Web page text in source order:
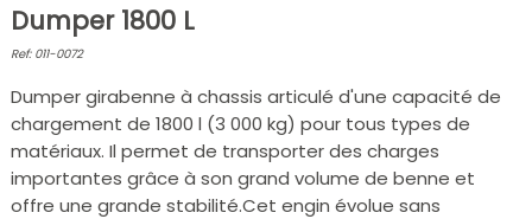
Dumper 1800 L
Ref: 011-0072
Dumper girabenne à chassis articulé d'une capacité de
chargement de 1800 l (3 000 kg) pour tous types de
matériaux. Il permet de transporter des charges
importantes grâce à son grand volume de benne et
offre une grande stabilité.Cet engin évolue sans